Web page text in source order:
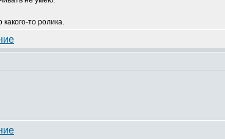
то ролика.